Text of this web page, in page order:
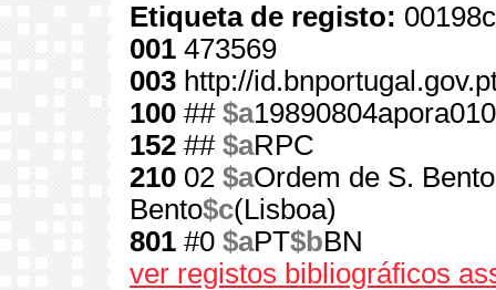
Etiqueta de registo:
001 473569
003 http://
100 ## $a
152 ## $aRPC
210 02 $aOrdem de S.
Bento$c(Lisboa)
801 #0 $aPT$bBN
ver registos bibliográficos